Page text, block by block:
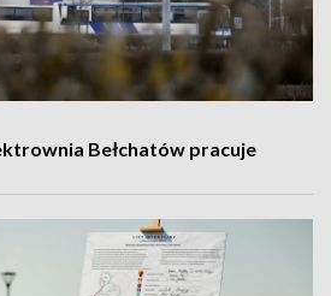
Bełchatów pracuje